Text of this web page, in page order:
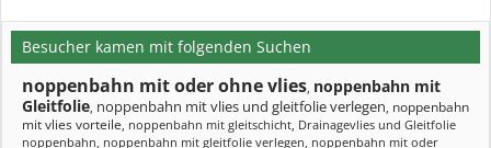
Besucher kamen mit folgenden Suchen
noppenbahn mit oder ohne vlies, noppenbahn mit
Gleitfolie, noppenbahn mit vlies und gleitfolie verlegen, noppenbahn
mit vlies vorteile, noppenbahn mit gleitschicht, Drainagevlies und Gleitfolie
noppenbahn, noppenbahn mit gleitfolie verlegen, noppenbahn mit oder